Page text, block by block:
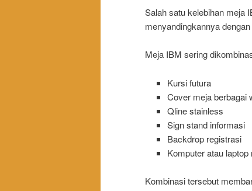
Salah satu kelebihan meja
menyandingkannya
Meja IBM sering
Kursi futura
Cover meja berbagai
Qline stainless
Sign stand informasi
Backdrop registrasi
Komputer atau laptop
Kombinasi tersebut